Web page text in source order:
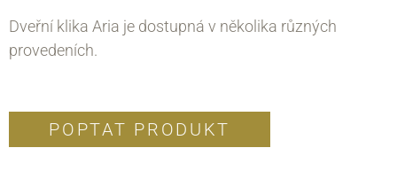
Dveřní klika Aria je dostupná v několika různých
provedeních.
POPTAT PRODUKT